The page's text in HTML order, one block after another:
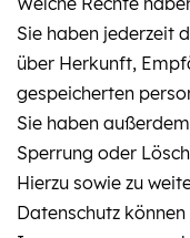
Sie haben jederzeit
über Herkunft,
gespeicherten
Sie haben
Sperrung oder
Hierzu sowie zu
Datenschutz